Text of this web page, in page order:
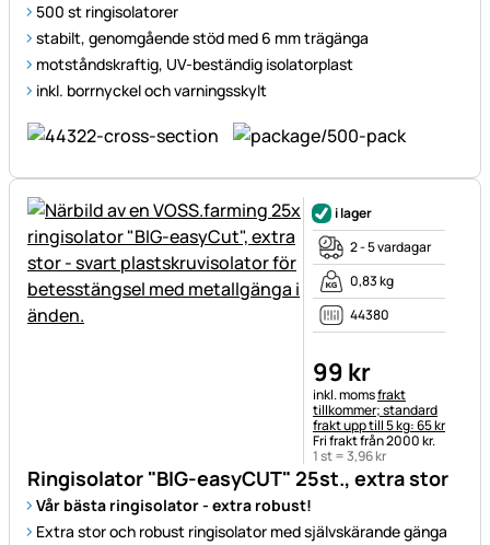
500 st ringisolatorer
stabilt, genomgående stöd med 6 mm trägänga
motståndskraftig, UV-beständig isolatorplast
inkl. borrnyckel och varningsskylt
Ringisolator "BIG-easyCUT" 25st., extra stor
Vår bästa ringisolator - extra robust!
Extra stor och robust ringisolator med självskärande gänga
i lager
2 - 5 vardagar
0,83 kg
44380
99 kr
Skatteinformation:
inkl. momsfrakt
tillkommer; standard
frakt upp till 5 kg: 65 kr
Fri frakt från 2000 kr.
1 st =3,96kr